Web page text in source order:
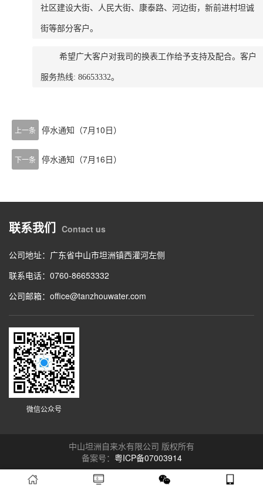
社区建设大街、人民大街、康泰路、河边街，新前进村坦诚
街等部分客户。
希望广大客户对我司的换表工作给予支持及配合。客户
服务热线: 86653332。
上一条 停水通知（7月10日）
下一条 停水通知（7月16日）
联系我们 Contact us
公司地址：广东省中山市坦洲镇西灌河左侧
联系电话：0760-86653332
公司邮箱：office@tanzhouwater.com
微信公众号
中山坦洲自来水有限公司 版权所有
备案号： 粤ICP备07003914